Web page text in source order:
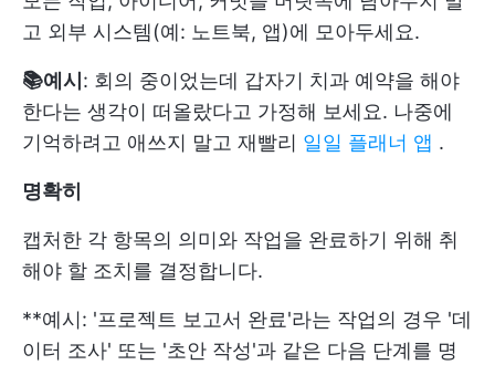
고 외부 시스템(예: 노트북, 앱)에 모아두세요.
📚예시 : 회의 중이었는데 갑자기 치과 예약을 해야
한다는 생각이 떠올랐다고 가정해 보세요. 나중에
기억하려고 애쓰지 말고 재빨리 일일 플래너 앱 .
명확히
캡처한 각 항목의 의미와 작업을 완료하기 위해 취
해야 할 조치를 결정합니다.
**예시: '프로젝트 보고서 완료'라는 작업의 경우 '데
이터 조사' 또는 '초안 작성'과 같은 다음 단계를 명